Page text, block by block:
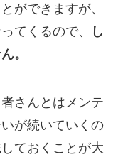
ができますが、
てくるので、
し
。
さんとはメンテ
が続いていくの
ておくことが大